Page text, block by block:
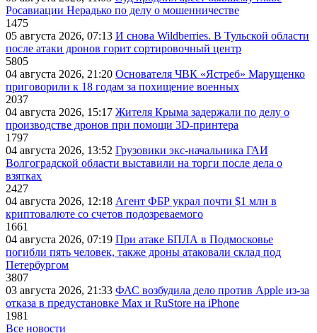
Росавиации Нерадько по делу о мошенничестве
1475
05 августа 2026, 07:13 И снова Wildberries. В Тульской области
после атаки дронов горит сортировочный центр
5805
04 августа 2026, 21:20 Основателя ЧВК «Ястреб» Марущенко
приговорили к 18 годам за похищение военных
2037
04 августа 2026, 15:17 Жителя Крыма задержали по делу о
производстве дронов при помощи 3D‑принтера
1797
04 августа 2026, 13:52 Грузовики экс-начальника ГАИ
Волгоградской области выставили на торги после дела о
взятках
2427
04 августа 2026, 12:18 Агент ФБР украл почти $1 млн в
криптовалюте со счетов подозреваемого
1661
04 августа 2026, 07:19 При атаке БПЛА в Подмосковье
погибли пять человек, также дроны атаковали склад под
Петербургом
3807
03 августа 2026, 21:33 ФАС возбудила дело против Apple из-за
отказа в предустановке Max и RuStore на iPhone
1981
Все новости